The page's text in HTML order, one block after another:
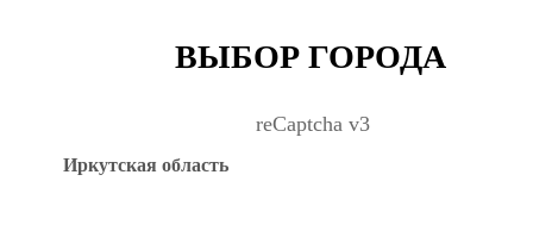
ВЫБОР ГОРОДА
reCaptcha v3
Иркутская область